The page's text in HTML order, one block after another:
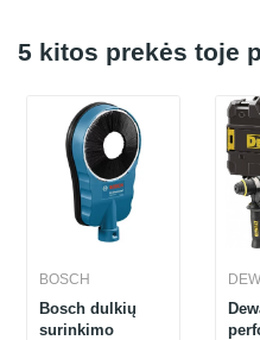
5 kitos prekės toje
BOSCH
Bosch dulkių
surinkimo